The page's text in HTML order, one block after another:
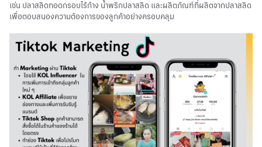
เช่น ปลาสลิดทอดกรอบไร้ก้าง น้ำพริกปลาสลิด และผลิตภัณฑ์ที่ผลิตจากปลาสลิด
เพื่อตอบสนองความต้องการของลูกค้าอย่างครอบคลุม